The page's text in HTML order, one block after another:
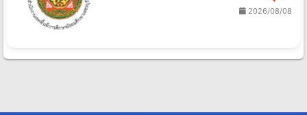
2026/08/08